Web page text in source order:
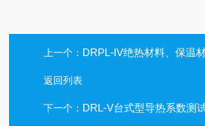
上一个： DRPL-IV绝热材料、保温材
返回列表
下一个： DRL-V台式型导热系数测试仪